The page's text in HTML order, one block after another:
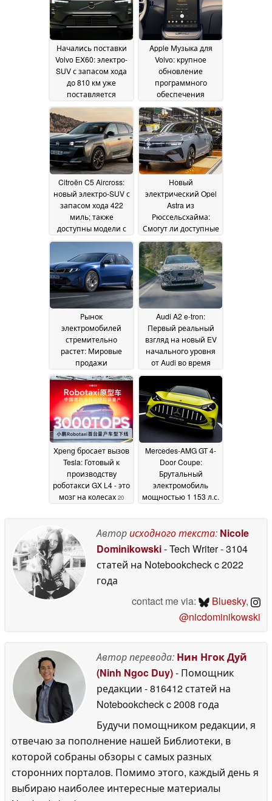
Начались поставки
Volvo EX60: электро-
SUV с запасом хода
до 810 км уже
поставляется
покупателям16 July
2026
Apple Музыка для
Volvo: крупное
обновление
программного
обеспечения
добавляет новую
функцию в 2
миллиона
автомобилей08 July
2026
Citroën C5 Aircross:
новый электро-SUV с
запасом хода 422
миль; также
доступны модели с
гибридной силовой
установкой и
подключаемым
гибридом07 July 2026
Новый
электрический Opel
Astra из
Рюссельсхайма:
Смогут ли доступные
электромобили
стоимостью 25 000
евро с китайскими
технологиями
изменить
ситуацию? 09 June 2026
Рынок
электромобилей
стремительно
растет: Мировые
продажи
электромобилей
удваиваются в
рекордные сроки21
May 2026
Audi A2 e-tron:
Первый реальный
взгляд на новый EV
начального уровня
от Audi во время
зимних испытаний
20 May 2026
Xpeng бросает вызов
Tesla: Готовый к
производству
роботакси GX L4 - это
мозг на колесах 20
Mercedes-AMG GT 4-
Door Coupe:
Брутальный
электромобиль
мощностью 1 153 л.с.
секунды20 May 2026
Авторисходного текста: Nicole
Dominikowski- Tech Writer- 3104
статей на Notebookcheckc 2022
года
contact me via:
Bluesky,
@nicdominikowski
Автор перевода: Нин Нгок Дуй
(Ninh Ngoc Duy)- Помощник
редакции - 816412 статей на
Notebookcheckc 2008 года
Будучи помощником редакции, я
отвечаю за пополнение нашей Библиотеки, в
которой собраны обзоры с самых разных
сторонних порталов. Помимо этого, каждый день я
выбираю наиболее интересные материалы